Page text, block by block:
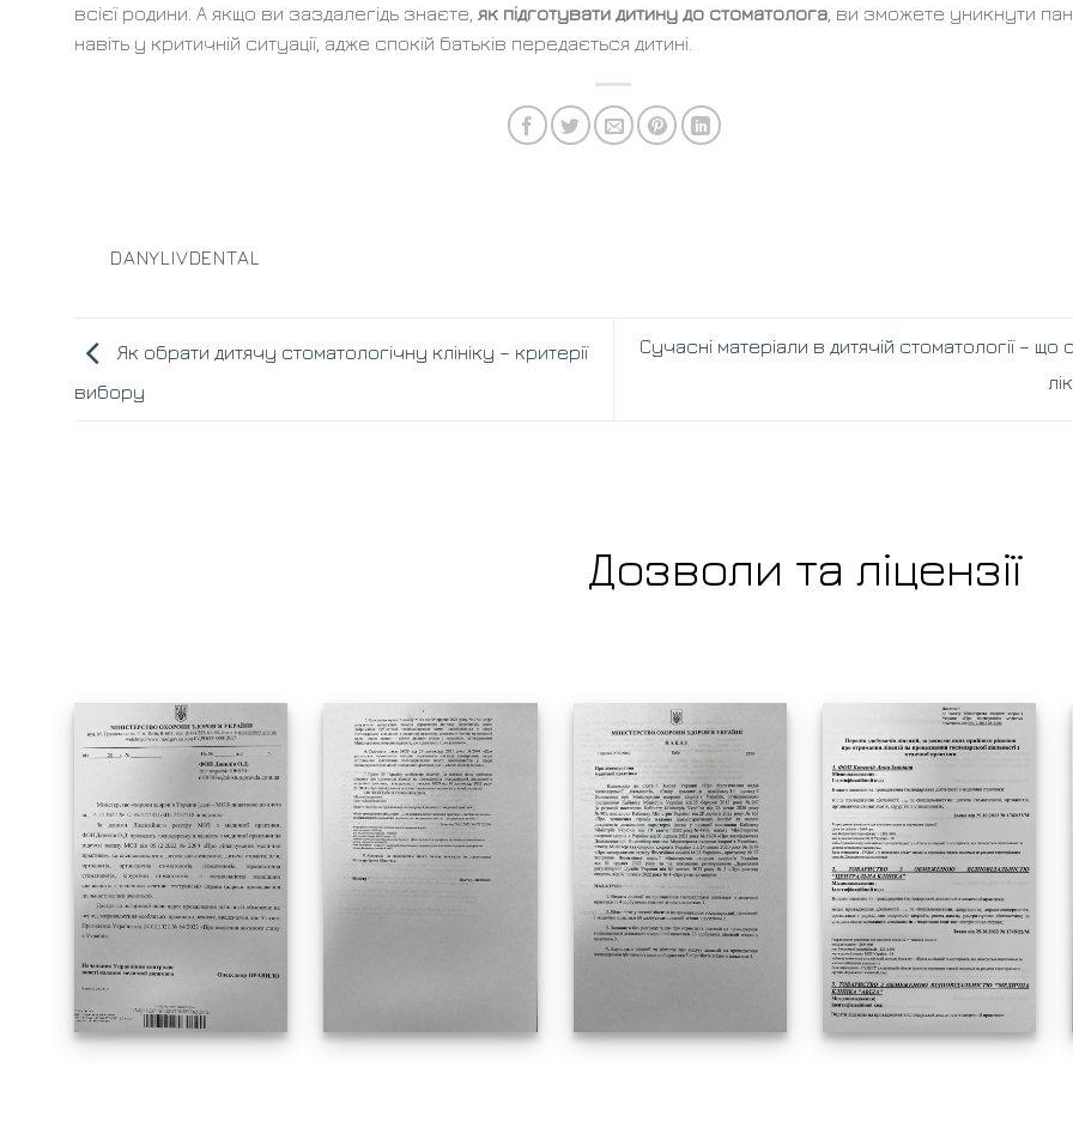
всієї родини. А якщо ви заздалегідь знаєте, як підготувати дитину до стоматолога , ви зможете уникнути
навіть у критичній ситуації, адже спокій батьків передається дитині.
DANYLIVDENTAL
Як обрати дитячу стоматологічну клініку – критерії
вибору
Сучасні матеріали в дитячій стоматології – що
Дозволи та ліцензії